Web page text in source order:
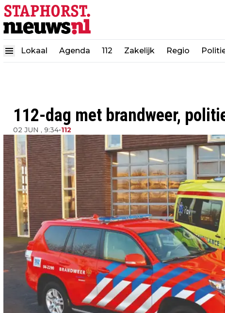
Lokaal Agenda 112 Zakelijk Regio
112-dag met brandweer,
02 JUN , 9:34•112